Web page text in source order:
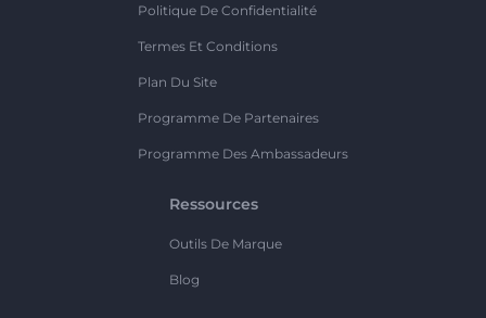
Politique De Confidentialité
Termes Et Conditions
Plan Du Site
Programme De Partenaires
Programme Des Ambassadeurs
Ressources
Outils De Marque
Blog